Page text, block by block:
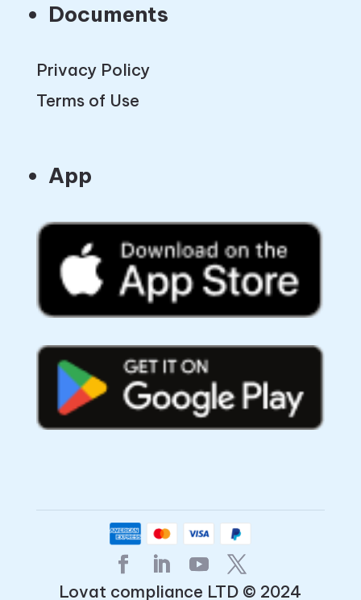
Documents
Privacy Policy
Terms of Use
App
Lovat compliance LTD © 2024